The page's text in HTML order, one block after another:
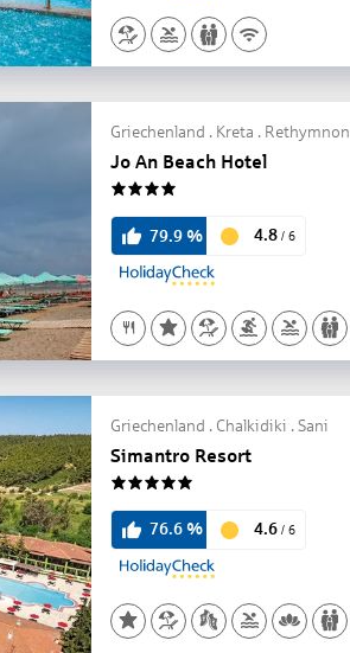
Griechenland . Kreta . Rethymnon
Jo An Beach Hotel
79.9% 4.8 / 6
Griechenland . Chalkidiki . Sani
Simantro Resort
76.6% 4.6 / 6